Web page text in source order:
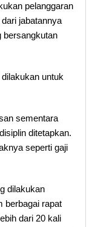
pelanggaran
jabatannya
bersangkutan
untuk
sementara
ditetapkan.
seperti gaji
dilakukan
berbagai rapat
dari 20 kali